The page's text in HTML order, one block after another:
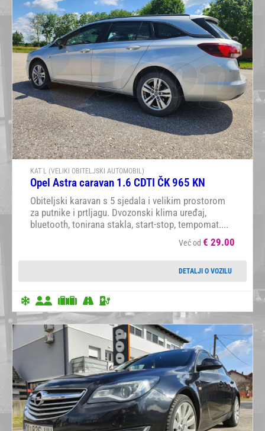
KAT L (VELIKI OBITELJSKI AUTOMOBIL)
Opel Astra caravan 1.6 CDTI ČK 965 KN
Obiteljski karavan s 5 sjedala i velikim prostorom
za putnike i prtljagu. Dvozonski klima uređaj,
bluetooth, tonirana stakla, start-stop, tempomat....
Već od € 29.00
DETALJI O VOZILU